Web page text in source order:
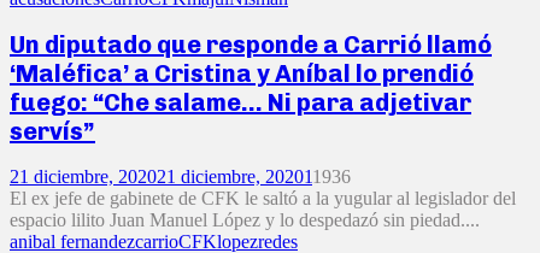
Un diputado que responde a Carrió llamó
‘Maléfica’ a Cristina y Aníbal lo prendió
fuego: “Che salame… Ni para adjetivar
servís”
21 diciembre, 202021 diciembre, 202011936
El ex jefe de gabinete de CFK le saltó a la yugular al legislador del
espacio lilito Juan Manuel López y lo despedazó sin piedad....
anibal fernandezcarrioCFKlopezredes